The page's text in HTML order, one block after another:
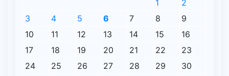
1
2
3
4 5 6 7 8
9
10
11 12 13 14 15
16
17
18 19 20 21 22
23
24
25 26 27 28 29
30